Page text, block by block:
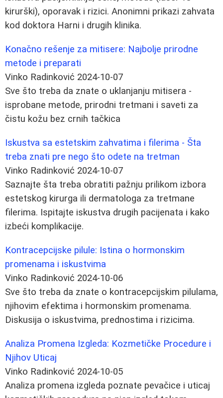
kirurški), oporavak i rizici. Anonimni prikazi zahvata
kod doktora Harni i drugih klinika.
Konačno rešenje za mitisere: Najbolje prirodne
metode i preparati
Vinko Radinković 2024-10-07
Sve što treba da znate o uklanjanju mitisera -
isprobane metode, prirodni tretmani i saveti za
čistu kožu bez crnih tačkica
Iskustva sa estetskim zahvatima i filerima - Šta
treba znati pre nego što odete na tretman
Vinko Radinković 2024-10-07
Saznajte šta treba obratiti pažnju prilikom izbora
estetskog kirurga ili dermatologa za tretmane
filerima. Ispitajte iskustva drugih pacijenata i kako
izbeći komplikacije.
Kontracepcijske pilule: Istina o hormonskim
promenama i iskustvima
Vinko Radinković 2024-10-06
Sve što treba da znate o kontracepcijskim pilulama,
njihovim efektima i hormonskim promenama.
Diskusija o iskustvima, prednostima i rizicima.
Analiza Promena Izgleda: Kozmetičke Procedure i
Njihov Uticaj
Vinko Radinković 2024-10-05
Analiza promena izgleda poznate pevačice i uticaj